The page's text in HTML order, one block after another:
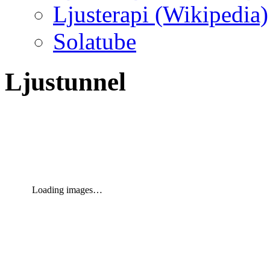
Ljusterapi (Wikipedia)
Solatube
Ljustunnel
Loading images…